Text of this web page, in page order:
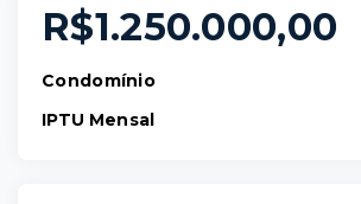
R$1.250.000,00
Condomínio
IPTU Mensal